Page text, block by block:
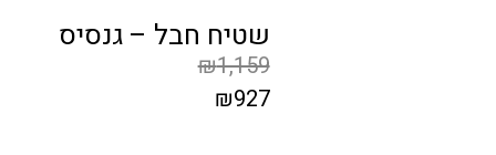
שטיח חבל – גנסיס
₪1,159
₪927